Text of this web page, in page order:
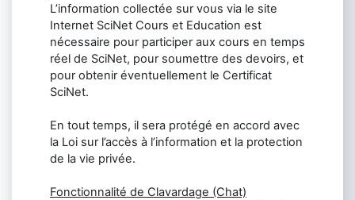
L’information collectée sur vous via le site
Internet SciNet Cours et Education est
nécessaire pour participer aux cours en temps
réel de SciNet, pour soumettre des devoirs, et
pour obtenir éventuellement le Certificat
SciNet.
En tout temps, il sera protégé en accord avec
la Loi sur l’accès à l’information et la protection
de la vie privée.
Fonctionnalité de Clavardage (Chat)